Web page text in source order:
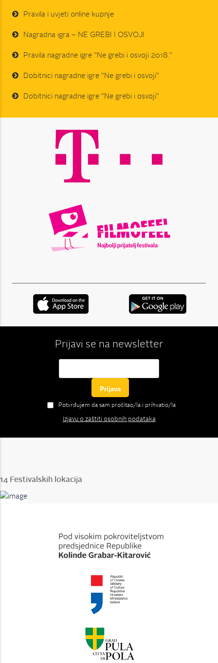
Pravila i uvjeti online kupnje
Nagradna igra – NE GREBI I OSVOJI
Pravila nagradne igre "Ne grebi i osvoji 2018."
Dobitnici nagradne igre "Ne grebi i osvoji"
Dobitnici nagradne igre "Ne grebi i osvoji"
Prijavi se na newsletter
Potvrđujem da sam pročitao/la i prihvatio/la
Izjavu o zaštiti osobnih podataka
14 Festivalskih lokacija